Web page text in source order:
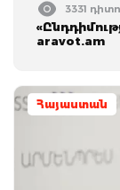
3331
aravot.am
Հայաստան